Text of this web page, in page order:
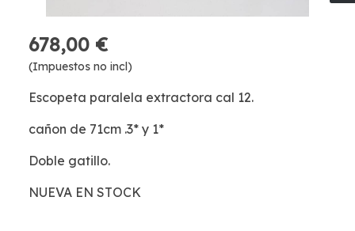
678,00 €
(Impuestos no incl)
Escopeta paralela extractora cal 12.
cañon de 71cm .3* y 1*
Doble gatillo.
NUEVA EN STOCK